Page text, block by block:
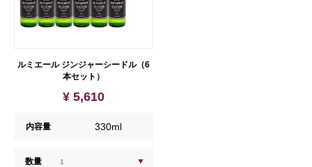
ルミエール ジンジャーシードル（6
本セット）
¥ 5,610
内容量 330ml
数量